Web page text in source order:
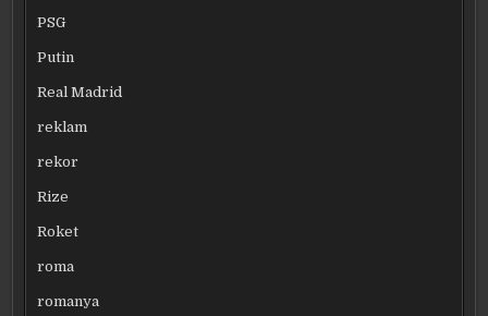
PSG
Putin
Real Madrid
reklam
rekor
Rize
Roket
roma
romanya